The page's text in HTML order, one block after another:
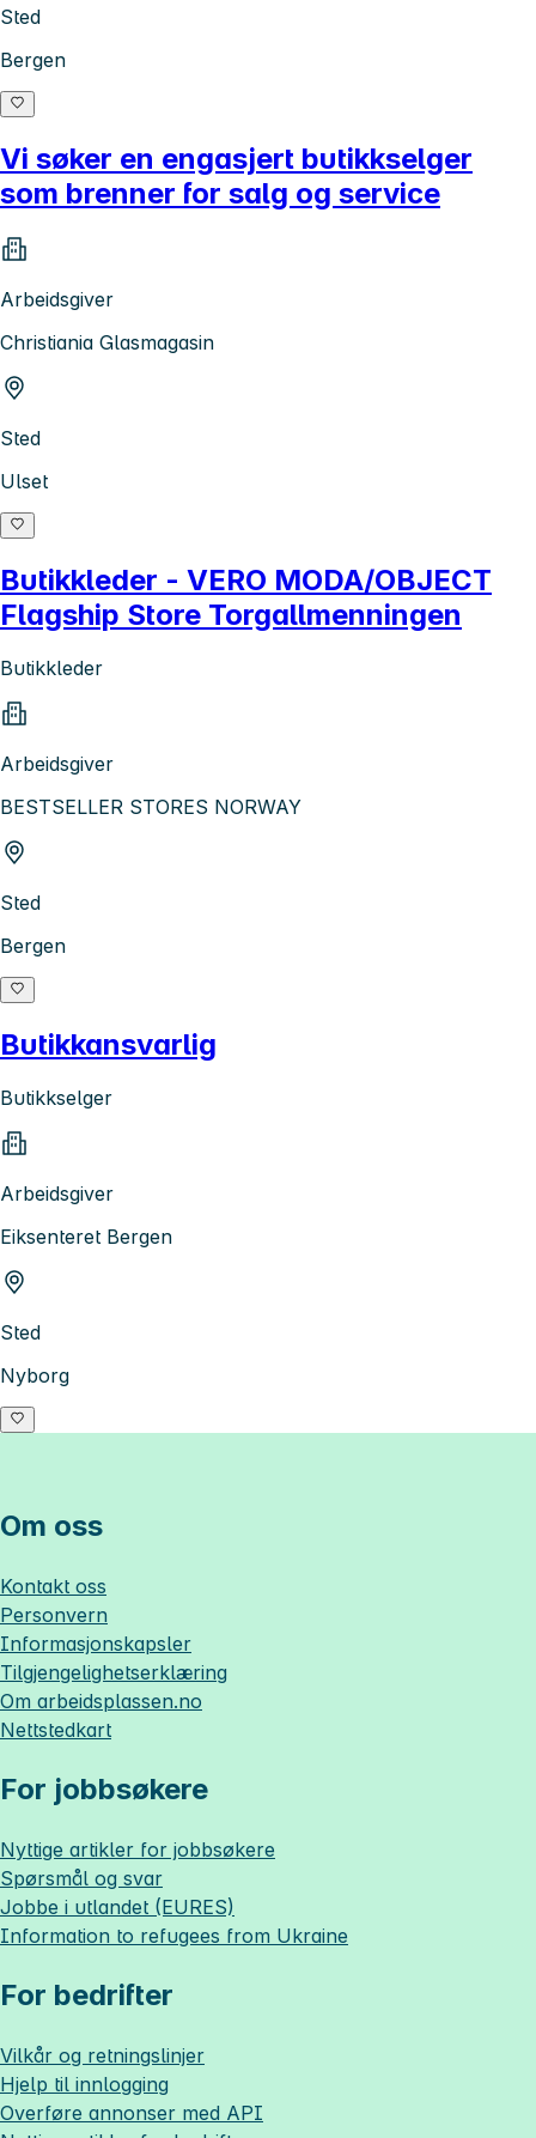
Sted
Bergen
Vi søker en engasjert butikkselger
som brenner for salg og service
Arbeidsgiver
Christiania Glasmagasin
Sted
Ulset
Butikkleder - VERO MODA/OBJECT
Flagship Store Torgallmenningen
Butikkleder
Arbeidsgiver
BESTSELLER STORES NORWAY
Sted
Bergen
Butikkansvarlig
Butikkselger
Arbeidsgiver
Eiksenteret Bergen
Sted
Nyborg
Om oss
Kontakt oss
Personvern
Informasjonskapsler
Tilgjengelighetserklæring
Om arbeidsplassen.no
Nettstedkart
For jobbsøkere
Nyttige artikler for jobbsøkere
Spørsmål og svar
Jobbe i utlandet (EURES)
Information to refugees from Ukraine
For bedrifter
Vilkår og retningslinjer
Hjelp til innlogging
Overføre annonser med API